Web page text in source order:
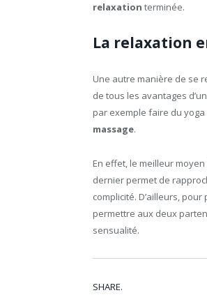
relaxation terminée.
La relaxation
Une autre manière de se
de tous les avantages
par exemple faire du
massage.
En effet, le meilleur
dernier permet de
complicité. D’ailleurs,
permettre aux deux
sensualité.
SHARE.